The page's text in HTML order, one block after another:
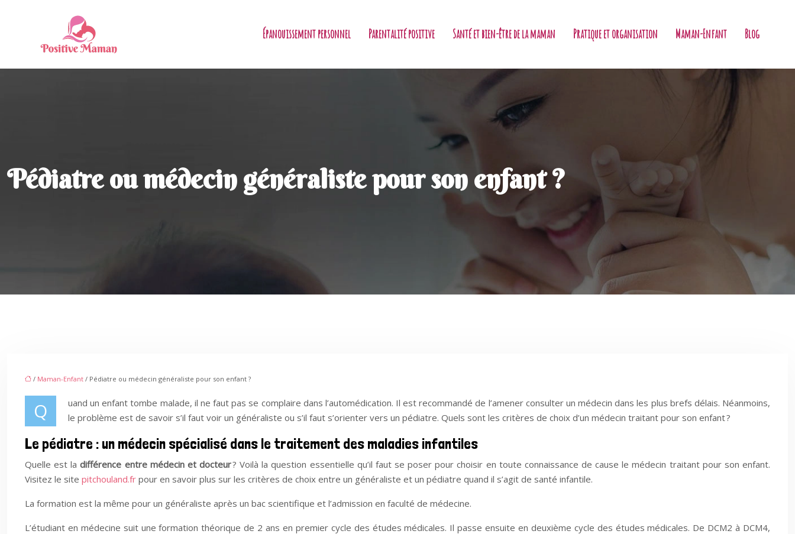
Épanouissement personnel Parentalité positive Santé et bien-être de la maman Pratique et organisation Maman-Enfant Blog
Pédiatre ou médecin généraliste pour son enfant ?
/ Maman-Enfant / Pédiatre ou médecin généraliste pour son enfant ?
Q
uand un enfant tombe malade, il ne faut pas se complaire dans l’automédication. Il est recommandé de l’amener consulter un médecin dans les plus brefs délais. Néanmoins,
le problème est de savoir s’il faut voir un généraliste ou s’il faut s’orienter vers un pédiatre. Quels sont les critères de choix d’un médecin traitant pour son enfant ?
Le pédiatre : un médecin spécialisé dans le traitement des maladies infantiles
Quelle est ladifférence entre médecin et docteur? Voilà la question essentielle qu’il faut se poser pour choisir en toute connaissance de cause le médecin traitant pour son enfant.
Visitez le site pitchouland.fr pour en savoir plus sur les critères de choix entre un généraliste et un pédiatre quand il s’agit de santé infantile.
La formation est la même pour un généraliste après un bac scientifique et l’admission en faculté de médecine.
L’étudiant en médecine suit une formation théorique de 2 ans en premier cycle des études médicales. Il passe ensuite en deuxième cycle des études médicales. De DCM2 à DCM4,